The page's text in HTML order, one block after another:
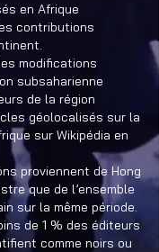
en Afrique
contributions
modifications
subsaharienne
de la région
géolocalisés sur la
sur Wikipédia en
proviennent de Hong
que de l’ensemble
sur la même période.
de 1 % des éditeurs
comme noirs ou